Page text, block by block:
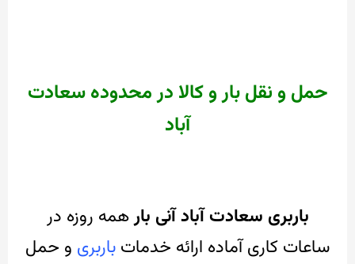
حمل و نقل بار و کالا در محدوده سعادت
آباد
باربری سعادت آباد آنی بارهمه روزه در
ساعات کاری آماده ارائه خدمات باربری و حمل